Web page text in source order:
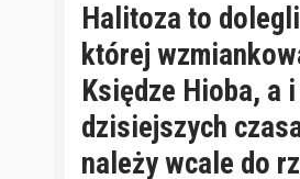
Halitoza to
której
Księdze Hioba, a
dzisiejszych
należy wcale do